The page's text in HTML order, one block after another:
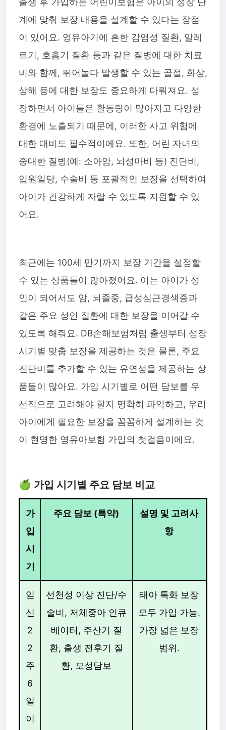
계에 맞춰 보장 내용을 설계할 수 있다는 장점
이 있어요. 영유아기에 흔한 감염성 질환, 알레
르기, 호흡기 질환 등과 같은 질병에 대한 치료
비와 함께, 뛰어놀다 발생할 수 있는 골절, 화상,
상해 등에 대한 보장도 중요하게 다뤄져요. 성
장하면서 아이들은 활동량이 많아지고 다양한
환경에 노출되기 때문에, 이러한 사고 위험에
대한 대비도 필수적이에요. 또한, 어린 자녀의
중대한 질병(예: 소아암, 뇌성마비 등) 진단비,
입원일당, 수술비 등 포괄적인 보장을 선택하여
아이가 건강하게 자랄 수 있도록 지원할 수 있
어요.
최근에는 100세 만기까지 보장 기간을 설정할
수 있는 상품들이 많아졌어요. 이는 아이가 성
인이 되어서도 암, 뇌졸중, 급성심근경색증과
같은 주요 성인 질환에 대한 보장을 이어갈 수
있도록 해줘요. DB손해보험처럼 출생부터 성장
시기별 맞춤 보장을 제공하는 것은 물론, 주요
진단비를 추가할 수 있는 유연성을 제공하는 상
품들이 많아요. 가입 시기별로 어떤 담보를 우
선적으로 고려해야 할지 명확히 파악하고, 우리
아이에게 필요한 보장을 꼼꼼하게 설계하는 것
이 현명한 영유아보험 가입의 첫걸음이에요.
🍏 가입 시기별 주요 담보 비교
가
입
시
기
주요 담보 (특약)
설명 및 고려사
항
임
신
2
2
주
6
일
이
선천성 이상 진단/수
술비, 저체중아 인큐
베이터, 주산기 질
환, 출생 전후기 질
환, 모성담보
태아 특화 보장
모두 가입 가능.
가장 넓은 보장
범위.